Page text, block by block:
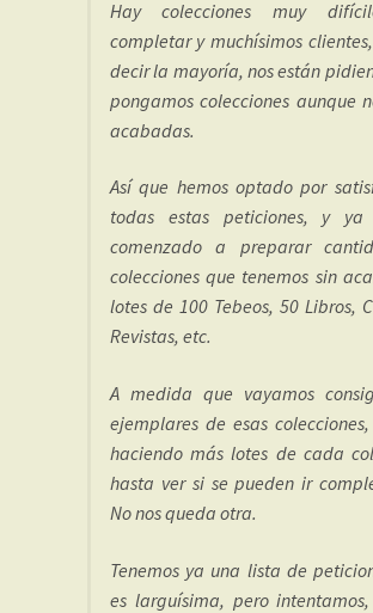
Hay colecciones muy
completar y muchísimos
decir la mayoría, nos están
pongamos colecciones aunque
acabadas.
Así que hemos optado por
todas estas peticiones, y ya
comenzado a preparar
colecciones que tenemos sin
lotes de 100 Tebeos, 50 Libros,
Revistas, etc.
A medida que vayamos
ejemplares de esas
haciendo más lotes de cada
hasta ver si se pueden ir
No nos queda otra.
Tenemos ya una lista de
es larguísima, pero